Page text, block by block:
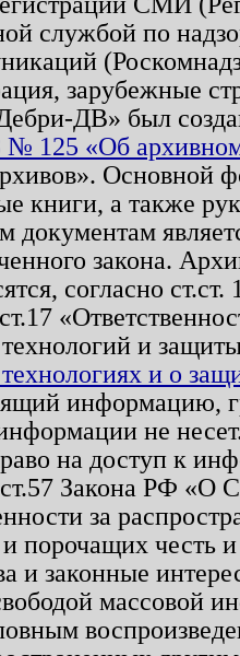
службой по
зарубежные
ДВ» был
125 «Об
Основной
книги, а также
документам
закона.
согласно
и
и о
информацию,
не
на доступ к
Закона РФ «О
за
и порочащих честь
и законные
массовой